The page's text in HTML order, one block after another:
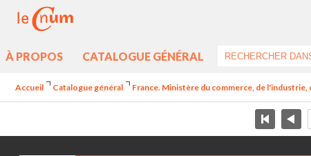
À PROPOS CATALOGUE GÉNÉRAL
Accueil Catalogue général France. Ministère du commerce, de